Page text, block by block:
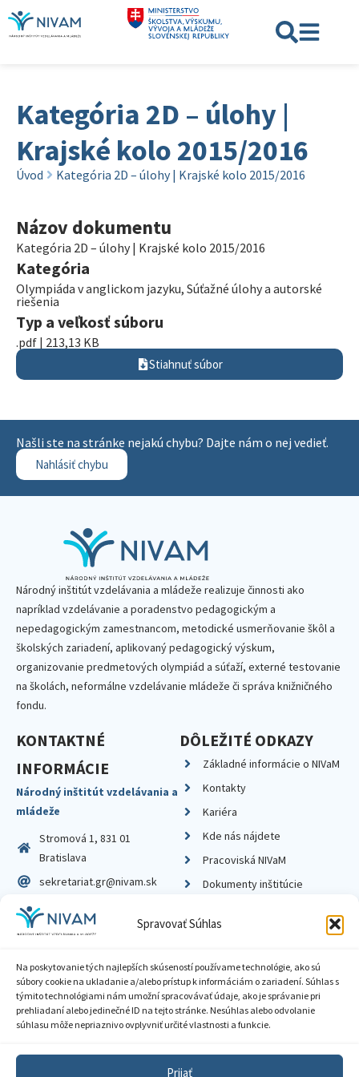
Spravovať Súhlas
Na poskytovanie tých najlepších skúseností používame technológie, ako sú
súbory cookie na ukladanie a/alebo prístup k informáciám o zariadení. Súhlas s
týmito technológiami nám umožní spracovávať údaje, ako je správanie pri
prehliadaní alebo jedinečné ID na tejto stránke. Nesúhlas alebo odvolanie
súhlasu môže nepriaznivo ovplyvniť určité vlastnosti a funkcie.
Prijať
Kategória 2D – úlohy |
Krajské kolo 2015/2016
Úvod Kategória 2D – úlohy | Krajské kolo 2015/2016
Názov dokumentu
Kategória 2D – úlohy | Krajské kolo 2015/2016
Kategória
Olympiáda v anglickom jazyku, Súťažné úlohy a autorské
riešenia
Typ a veľkosť súboru
.pdf | 213,13 KB
Stiahnuť súbor
Našli ste na stránke nejakú chybu? Dajte nám o nej vedieť.
Nahlásiť chybu
Národný inštitút vzdelávania a mládeže realizuje činnosti ako
napríklad vzdelávanie a poradenstvo pedagogickým a
nepedagogickým zamestnancom, metodické usmerňovanie škôl a
školských zariadení, aplikovaný pedagogický výskum,
organizovanie predmetových olympiád a súťaží, externé testovanie
na školách, neformálne vzdelávanie mládeže či správa knižničného
fondu.
KONTAKTNÉ
INFORMÁCIE
Národný inštitút vzdelávania a
mládeže
Stromová 1, 831 01
Bratislava
sekretariat.gr@nivam.sk
IČO: 00164348
DIČ: 2020798714
DÔLEŽITÉ ODKAZY
Základné informácie o NIVaM
Kontakty
Kariéra
Kde nás nájdete
Pracoviská NIVaM
Dokumenty inštitúcie
Zásady ochrany súkromia